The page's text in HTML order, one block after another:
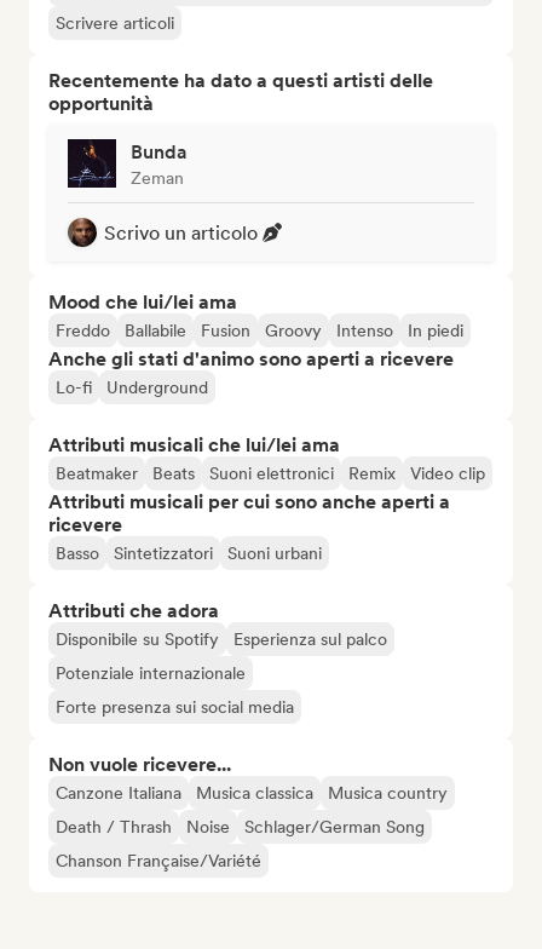
Scrivere articoli
Recentemente ha dato a questi artisti delle
opportunità
Bunda
Zeman
Scrivo un articolo
Mood che lui/lei ama
Freddo Ballabile Fusion Groovy Intenso In piedi
Anche gli stati d'animo sono aperti a ricevere
Lo-fi Underground
Attributi musicali che lui/lei ama
Beatmaker Beats Suoni elettronici Remix Video clip
Attributi musicali per cui sono anche aperti a
ricevere
Basso Sintetizzatori Suoni urbani
Attributi che adora
Disponibile su Spotify
Esperienza sul palco
Potenziale internazionale
Forte presenza sui social media
Non vuole ricevere...
Canzone Italiana Musica classica
Musica country
Death / Thrash
Noise
Schlager/German Song
Chanson Française/Variété